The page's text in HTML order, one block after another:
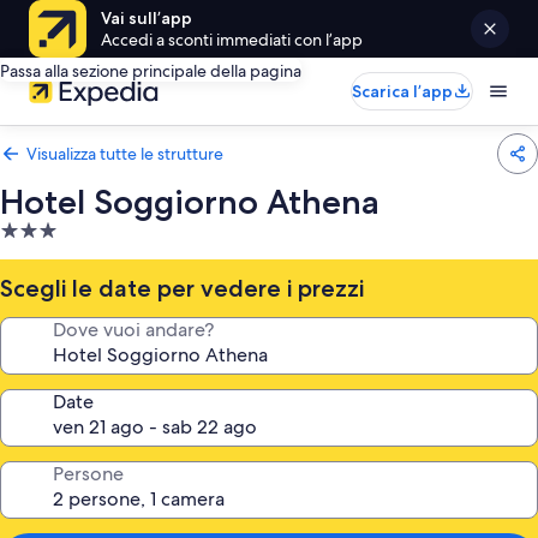
Vai sull’app
Accedi a sconti immediati con l’app
Passa alla sezione principale della pagina
Scarica l’app
Visualizza tutte le strutture
Hotel Soggiorno Athena
Struttura
a
3.0
stelle
Scegli le date per vedere i prezzi
Dove vuoi andare?
Date
Persone